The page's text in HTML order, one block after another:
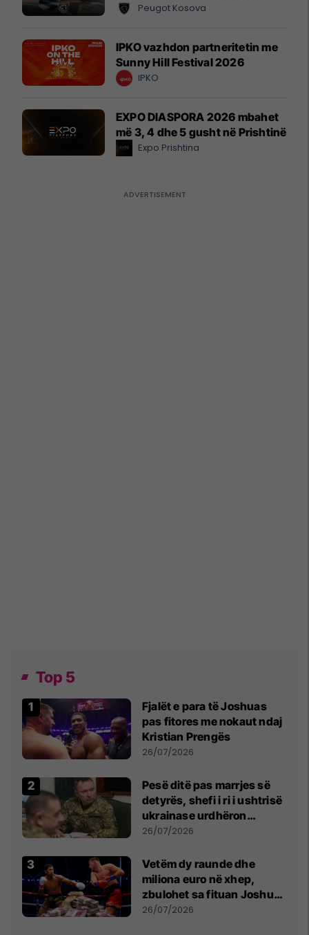
Peugot Kosova
IPKO vazhdon partneritetin me
Sunny Hill Festival 2026
IPKO
EXPO DIASPORA 2026 mbahet
më 3, 4 dhe 5 gusht në Prishtinë
Expo Prishtina
Top 5
Fjalët e para të Joshuas
pas fitores me nokaut ndaj
Kristian Prengës
26/07/2026
Pesë ditë pas marrjes së
detyrës, shefi i ri i ushtrisë
ukrainase urdhëron
kontroll të madh
26/07/2026
Vetëm dy raunde dhe
miliona euro në xhep,
zbulohet sa fituan Joshua
e Prenga
26/07/2026